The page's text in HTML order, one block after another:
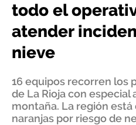
todo el
atender
nieve
16 equipos recorren los
de La Rioja con especial
montaña. La región está
naranjas por riesgo de